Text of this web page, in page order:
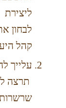
ליצירת
לבחון
קהל
עלייך
תרצה